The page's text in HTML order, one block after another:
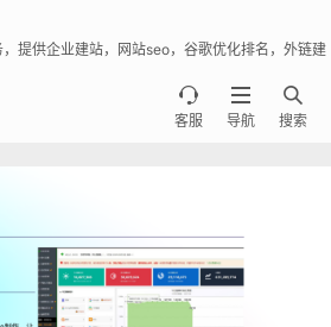
提供企业建站，网站seo，谷歌优化排名，外链建

搜索

导航

客服